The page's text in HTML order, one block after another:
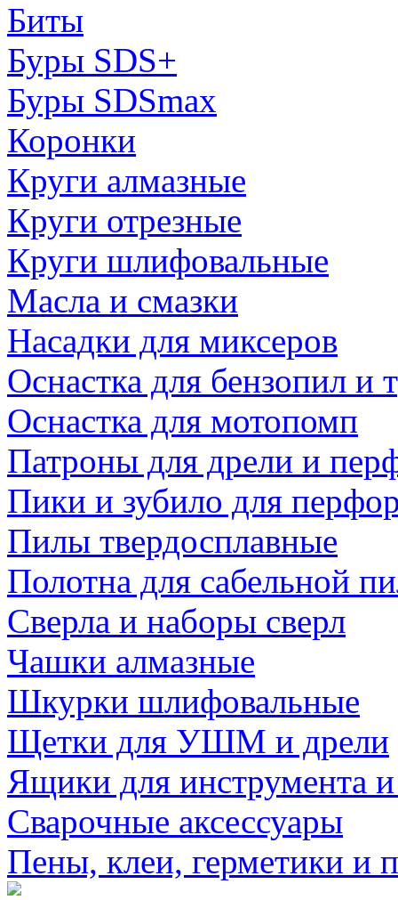
Биты
Буры SDS+
Буры SDSmax
Коронки
Круги алмазные
Круги отрезные
Круги шлифовальные
Масла и смазки
Насадки для миксеров
Оснастка для бензопил и
Оснастка для мотопомп
Патроны для дрели и
Пики и зубило для
Пилы твердосплавные
Полотна для сабельной
Сверла и наборы сверл
Чашки алмазные
Шкурки шлифовальные
Щетки для УШМ и дрели
Ящики для инструмента
Сварочные аксессуары
Пены, клеи, герметики и